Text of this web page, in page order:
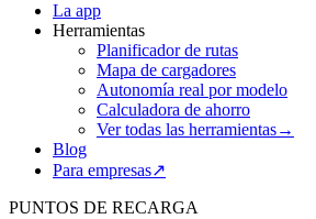
La app
Herramientas
Planificador de rutas
Mapa de cargadores
Autonomía real por modelo
Calculadora de ahorro
Ver todas las herramientas→
Blog
Para empresas↗
PUNTOS DE RECARGA